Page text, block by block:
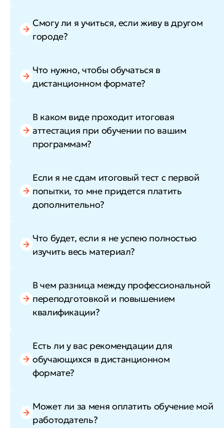
Смогу ли я учиться, если живу в другом
городе?
Что нужно, чтобы обучаться в
дистанционном формате?
В каком виде проходит итоговая
аттестация при обучении по вашим
программам?
Если я не сдам итоговый тест с первой
попытки, то мне придется платить
дополнительно?
Что будет, если я не успею полностью
изучить весь материал?
В чем разница между профессиональной
переподготовкой и повышением
квалификации?
Есть ли у вас рекомендации для
обучающихся в дистанционном
формате?
Может ли за меня оплатить обучение мой
работодатель?